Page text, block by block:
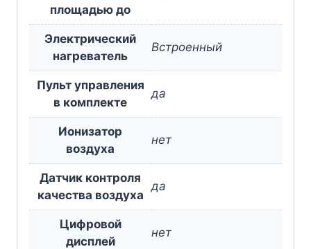
площадью до
Электрический
нагреватель
Встроенный
Пульт управления
в комплекте
да
Ионизатор
воздуха
нет
Датчик контроля
качества воздуха
да
Цифровой
дисплей
нет